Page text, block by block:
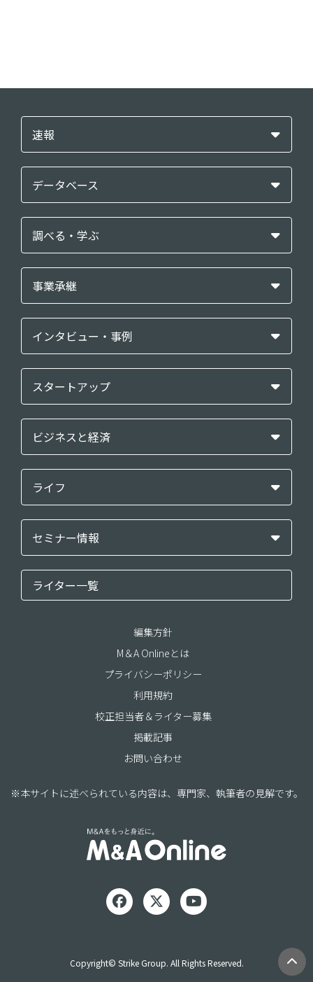
速報
データベース
調べる・学ぶ
事業承継
インタビュー・事例
スタートアップ
ビジネスと経済
ライフ
セミナー情報
ライター一覧
編集方針
M＆A Onlineとは
プライバシーポリシー
利用規約
校正担当者＆ライター募集
掲載記事
お問い合わせ
※本サイトに述べられている内容は、専門家、執筆者の見解です。
Copyright© Strike Group. All Rights Reserved.